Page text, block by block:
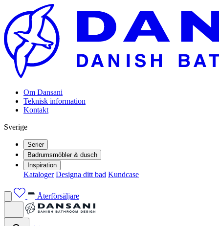
Om Dansani
Teknisk information
Kontakt
Sverige
Serier
Badrumsmöbler & dusch
Inspiration
Kataloger Designa ditt bad Kundcase
Återförsäljare